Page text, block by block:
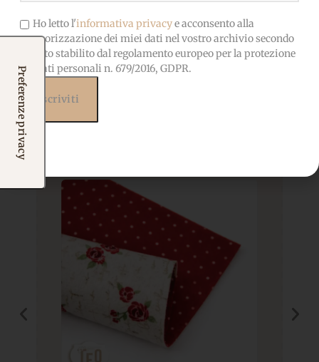
Prodotti correlati
Potrebbero interessarti
Ho letto l'informativa privacye acconsento alla
memorizzazione dei miei dati nel vostro archivio secondo
quanto stabilito dal regolamento europeo per la protezione
dei dati personali n. 679/2016, GDPR.